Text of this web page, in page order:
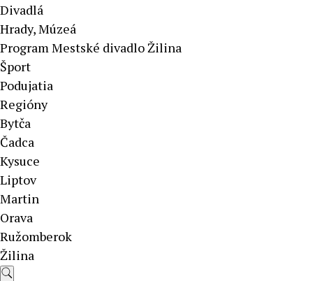
Divadlá
Hrady, Múzeá
Program Mestské divadlo Žilina
Šport
Podujatia
Regióny
Bytča
Čadca
Kysuce
Liptov
Martin
Orava
Ružomberok
Žilina